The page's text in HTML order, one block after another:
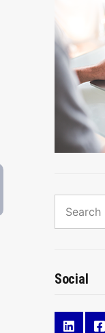
for:
Social